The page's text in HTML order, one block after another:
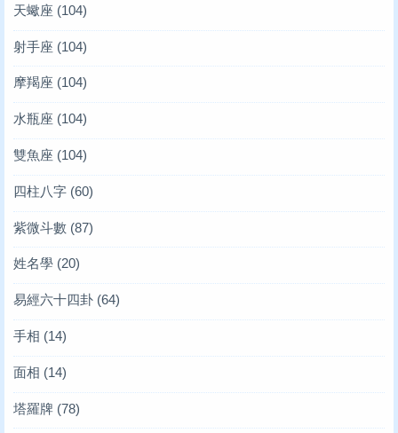
天蠍座 (104)
射手座 (104)
摩羯座 (104)
水瓶座 (104)
雙魚座 (104)
四柱八字 (60)
紫微斗數 (87)
姓名學 (20)
易經六十四卦 (64)
手相 (14)
面相 (14)
塔羅牌 (78)